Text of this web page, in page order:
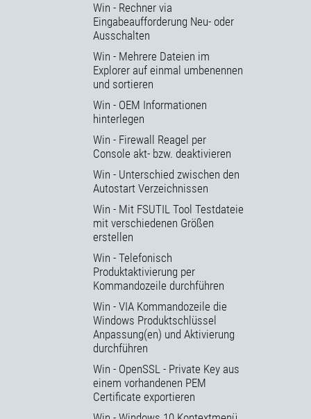
Win - Rechner via
Eingabeaufforderung Neu- oder
Ausschalten
Win - Mehrere Dateien im
Explorer auf einmal umbenennen
und sortieren
Win - OEM Informationen
hinterlegen
Win - Firewall Reagel per
Console akt- bzw. deaktivieren
Win - Unterschied zwischen den
Autostart Verzeichnissen
Win - Mit FSUTIL Tool Testdateie
mit verschiedenen Größen
erstellen
Win - Telefonisch
Produktaktivierung per
Kommandozeile durchführen
Win - VIA Kommandozeile die
Windows Produktschlüssel
Anpassung(en) und Aktivierung
durchführen
Win - OpenSSL - Private Key aus
einem vorhandenen PEM
Certificate exportieren